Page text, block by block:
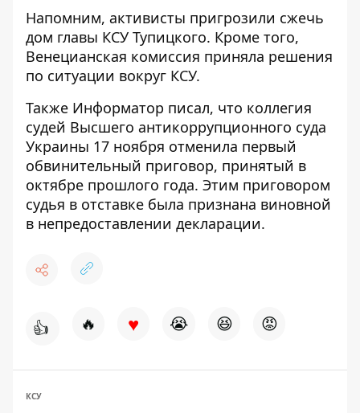
Напомним, активисты пригрозили сжечь
дом главы КСУ Тупицкого. Кроме того,
Венецианская комиссия приняла решения
по ситуации вокруг КСУ.
Также Информатор писал, что коллегия
судей Высшего антикоррупционного суда
Украины 17 ноября отменила первый
обвинительный приговор, принятый в
октябре прошлого года. Этим приговором
судья в отставке была признана виновной
в непредоставлении декларации.
👍 🔥 ♥ 😭 😆 😡
КСУ